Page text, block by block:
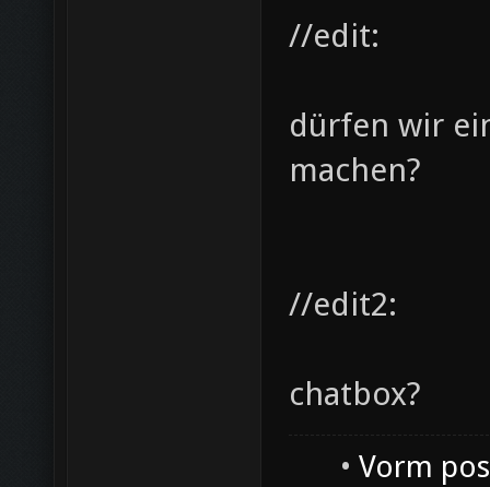
//edit:
dürfen wir
machen?
//edit2:
chatbox?
• Vorm